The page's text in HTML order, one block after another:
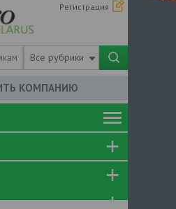
Регистрация
Все рубрики
КОМПАНИЮ